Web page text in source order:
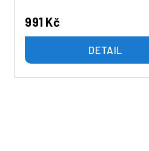
991 Kč
DETAIL